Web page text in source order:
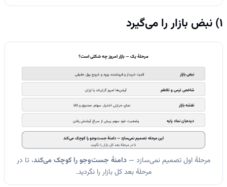
1) نبض بازار را می‌گیرد
مرحلهٔ یک — بازار امروز چه شکلی است؟
نبض بازار قدرت خریدار و فروشنده، ورود و خروج پول حقیقی
شاخص ترس و تلاطم آپشن‌ها امروز گران‌اند یا ارزان
نقشه بازار نمای حرارتی اختیار، سهام، صندوق و کالا
دیده‌بان نماد پایه وضعیت خودِ سهم، پیش از سراغ آپشنش رفتن
این مرحله تصمیم نمی‌سازد — دامنهٔ جست‌وجو را کوچک می‌کند
تا در مرحلهٔ بعد کل بازار را نگردید
مرحلهٔ اول تصمیم نمی‌سازد — دامنهٔ جست‌وجو را کوچک می‌کند، تا در
مرحلهٔ بعد کل بازار را نگردید.